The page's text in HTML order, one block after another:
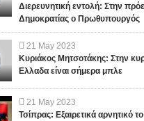
Διερευνητική εντολή: Στην
Δημοκρατίας ο Πρωθυπουργός
21 May 2023
Κυριάκος Μητσοτάκης: Στην
Ελλαδα είναι σήμερα μπλε
21 May 2023
Τσίπρας: Εξαιρετικά αρνητικό